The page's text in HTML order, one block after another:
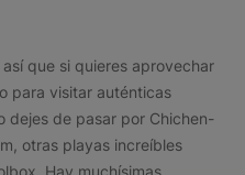
que si quieres aprovechar
para visitar auténticas
dejes de pasar por Chichen-
otras playas increíbles
Hay muchísimas